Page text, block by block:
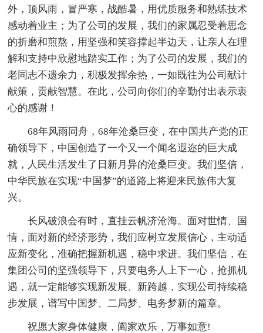
外，顶风雨，冒严寒，战酷暑，用优质服务和熟练技术
感动着业主；为了公司的发展，我们的家属忍受着思念
的折磨和煎熬，用坚强和笑容撑起半边天，让亲人在理
解和支持中欣慰地踏实工作；为了公司的发展，我们的
老同志不遗余力，积极发挥余热，一如既往为公司献计
献策，贡献智慧。在此，公司向你们的辛勤付出表示衷
心的感谢！
68年风雨同舟，68年沧桑巨变，在中国共产党的正
确领导下，中国创造了一个又一个闻名遐迩的巨大成
就，人民生活发生了日新月异的沧桑巨变。我们坚信，
中华民族在实现“中国梦”的道路上将迎来民族伟大复
兴。
长风破浪会有时，直挂云帆济沧海。面对世情、国
情，面对新的经济形势，我们应树立发展信心，主动适
应新变化，准确把握新机遇，稳中求进。我们坚信，在
集团公司的坚强领导下，只要电务人上下一心，抢抓机
遇，就一定能够实现新发展、新跨越，实现公司持续稳
步发展，谱写中国梦、二局梦、电务梦新的篇章。
祝愿大家身体健康，阖家欢乐，万事如意!